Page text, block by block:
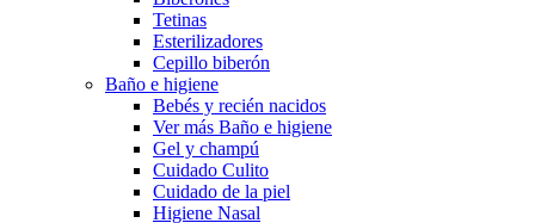
Tetinas
Esterilizadores
Cepillo biberón
Baño e higiene
Bebés y recién nacidos
Ver más Baño e higiene
Gel y champú
Cuidado Culito
Cuidado de la piel
Higiene Nasal